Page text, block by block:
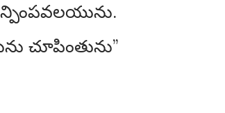
చూపింతును”